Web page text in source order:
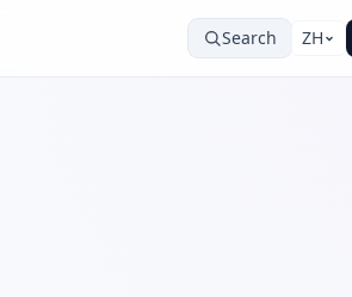
Search ZH